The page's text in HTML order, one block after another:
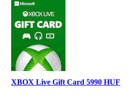
XBOX Live Gift Card 5990 HUF